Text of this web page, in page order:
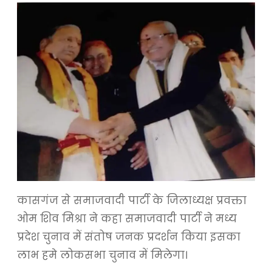
कासगंज से समाजवादी पार्टी के जिलाध्यक्ष प्रवक्ता
ओम शिव मिश्रा ने कहा समाजवादी पार्टी ने मध्य
प्रदेश चुनाव में संतोष जनक प्रदर्शन किया इसका
लाभ हमे लोकसभा चुनाव में मिलेगा।